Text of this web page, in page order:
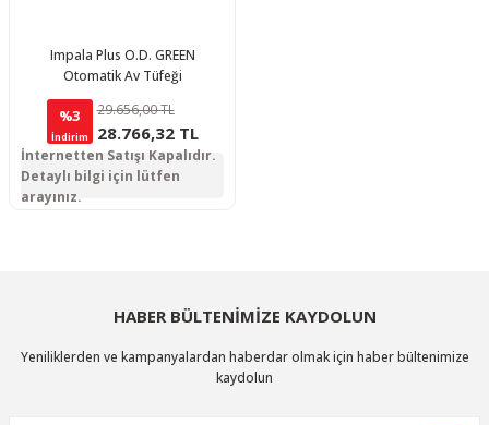
Impala Plus O.D. GREEN
Otomatik Av Tüfeği
%3
İndirim
29.656,00 TL
28.766,32 TL
İnternetten Satışı Kapalıdır.
Detaylı bilgi için lütfen
arayınız.
HABER BÜLTENİMİZE KAYDOLUN
Yeniliklerden ve kampanyalardan haberdar olmak için haber bültenimize
kaydolun